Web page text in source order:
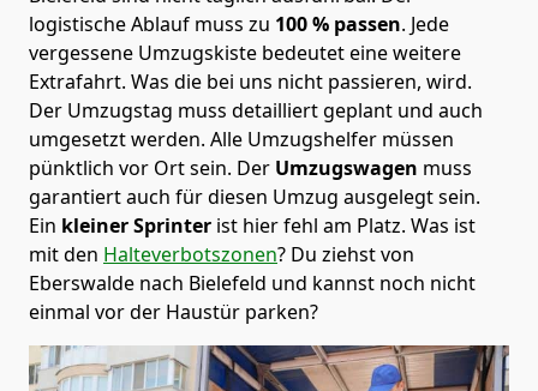
logistische Ablauf muss zu 100 % passen. Jede
vergessene Umzugskiste bedeutet eine weitere
Extrafahrt. Was die bei uns nicht passieren, wird.
Der Umzugstag muss detailliert geplant und auch
umgesetzt werden. Alle Umzugshelfer müssen
pünktlich vor Ort sein. Der Umzugswagen muss
garantiert auch für diesen Umzug ausgelegt sein.
Ein kleiner Sprinter ist hier fehl am Platz. Was ist
mit den Halteverbotszonen? Du ziehst von
Eberswalde nach Bielefeld und kannst noch nicht
einmal vor der Haustür parken?